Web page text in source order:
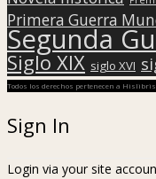
Primera Guerra
Segunda
Siglo XIX siglo XVI
Todos los derechos pertenecen a
Sign In
Login via your site